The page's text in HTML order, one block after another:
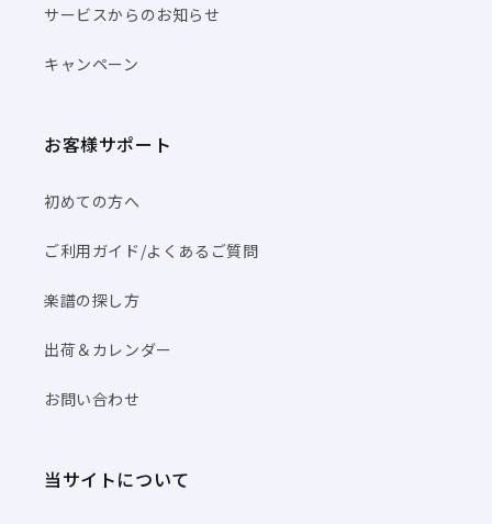
サービスからのお知らせ
キャンペーン
お客様サポート
初めての方へ
ご利用ガイド/よくあるご質問
楽譜の探し方
出荷＆カレンダー
お問い合わせ
当サイトについて